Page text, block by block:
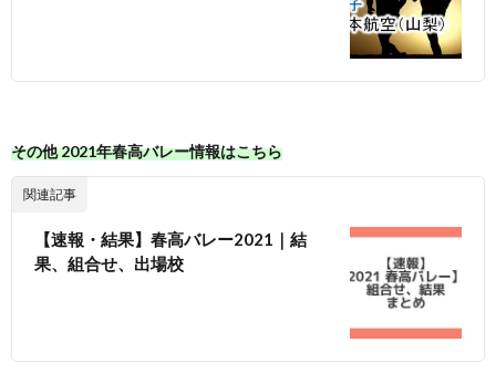
その他 2021年春高バレー情報はこちら
関連記事
【速報・結果】春高バレー2021｜結
果、組合せ、出場校